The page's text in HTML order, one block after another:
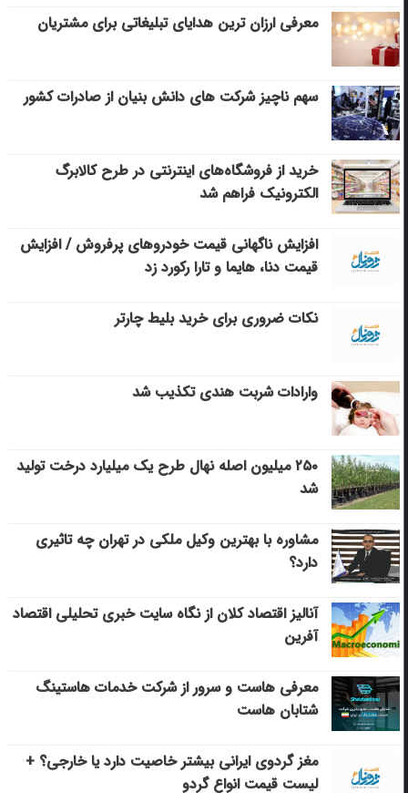
معرفی ارزان ترین هدایای تبلیغاتی برای مشتریان
سهم ناچیز شرکت های دانش بنیان از صادرات کشور
خرید از فروشگاه‌های اینترنتی در طرح کالابرگ
الکترونیک فراهم شد
افزایش ناگهانی قیمت خودروهای پرفروش / افزایش
قیمت دنا، هایما و تارا رکورد زد
نکات ضروری برای خرید بلیط چارتر
وارادات شربت هندی تکذیب شد
۲۵۰ میلیون اصله نهال طرح یک میلیارد درخت تولید
شد
مشاوره با بهترین وکیل ملکی در تهران چه تاثیری
دارد؟
آنالیز اقتصاد کلان از نگاه سایت خبری تحلیلی اقتصاد
آفرین
معرفی هاست و سرور از شرکت خدمات هاستینگ
شتابان هاست
مغز گردوی ایرانی بیشتر خاصیت دارد یا خارجی؟ +
لیست قیمت انواع گردو